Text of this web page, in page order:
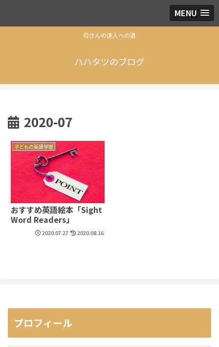
MENU
母さんの達人への道
ハハタツのブログ
2020-07
子どもの英語学習
おすすめ英語絵本「Sight
Word Readers」
2020.07.27 2020.08.16
プロフィール